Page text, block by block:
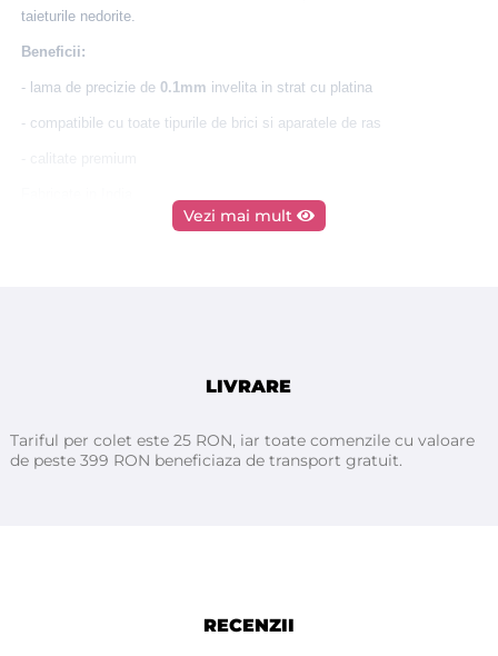
taieturile nedorite.
Beneficii:
- lama de precizie de 0.1mm invelita in strat cu platina
- compatibile cu toate tipurile de brici si aparatele de ras
Vezi mai mult
LIVRARE
Tariful per colet este 25 RON, iar toate comenzile cu valoare
de peste 399 RON beneficiaza de transport gratuit.
RECENZII